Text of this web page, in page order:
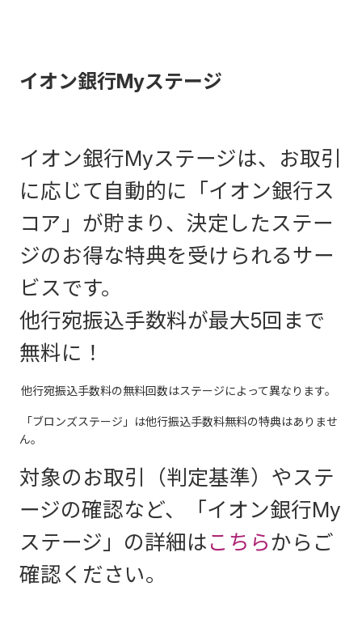
イオン銀行Myステージ
イオン銀行Myステージは、お取引
に応じて自動的に「イオン銀行ス
コア」が貯まり、決定したステー
ジのお得な特典を受けられるサー
ビスです。
他行宛振込手数料が最大5回まで
無料に！
他行宛振込手数料の無料回数はステージによって異なります。
「ブロンズステージ」は他行振込手数料無料の特典はありませ
ん。
対象のお取引（判定基準）やステ
ージの確認など、「イオン銀行My
ステージ」の詳細はこちらからご
確認ください。